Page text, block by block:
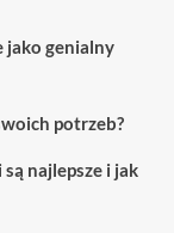
jako genialny
potrzeb?
najlepsze i jak